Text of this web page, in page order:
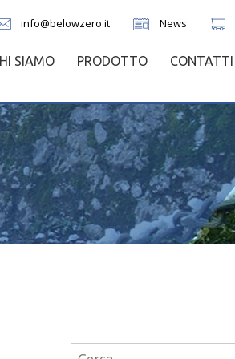
info@belowzero.it News
SIAMO PRODOTTO CONTATTI
Ricerca